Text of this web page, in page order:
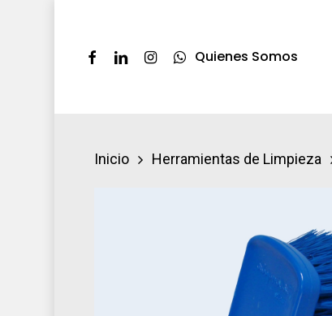
Quienes Somos
FacebookLinkedinInstagramWhatsapp
Inicio Herramientas de Limpieza